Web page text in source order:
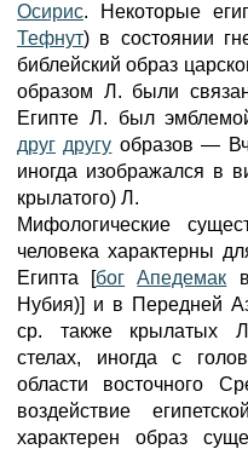
Осирис. Некоторые
Тефнут) в состоянии
библейский образ
образом Л. были
Египте Л. был
друг другу образов —
иногда изображался в
крылатого) Л.
Мифологические
человека характерны
Египта [бог Апедемак
Нубия)] и в Передней
ср. также крылатых
стелах, иногда с
области восточного
воздействие
характерен образ